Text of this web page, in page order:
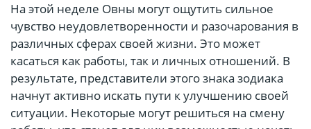
На этой неделе Овны могут ощутить сильное
чувство неудовлетворенности и разочарования в
различных сферах своей жизни. Это может
касаться как работы, так и личных отношений. В
результате, представители этого знака зодиака
начнут активно искать пути к улучшению своей
ситуации. Некоторые могут решиться на смену